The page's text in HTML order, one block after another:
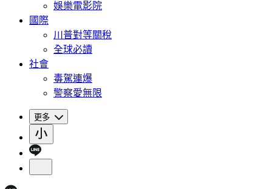
娛樂電影院
國際
川普對等關稅
全球必讀
社會
毒駕連爆
警察愛無限
更多